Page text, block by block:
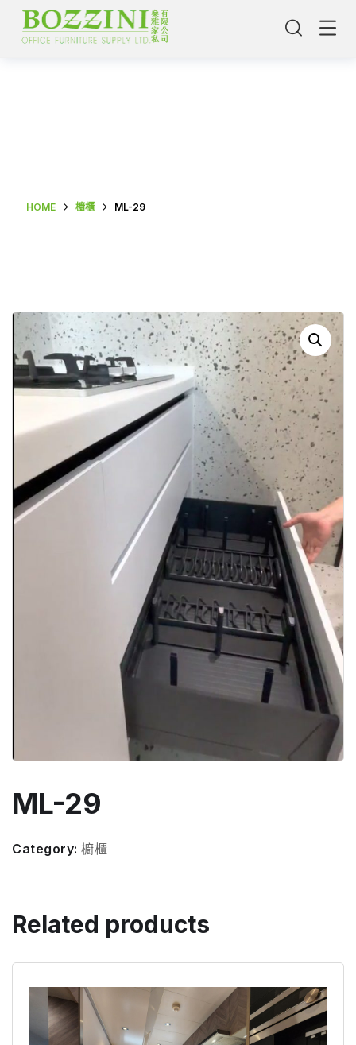
HOME 櫥櫃 ML-29
ML-29
Category: 櫥櫃
Related products